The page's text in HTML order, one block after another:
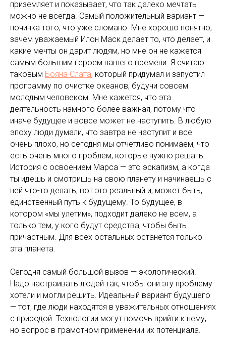
приземляет и показывает, что так далеко мечтать
можно не всегда. Самый положительный вариант —
починка того, что уже сломано. Мне хорошо понятно,
зачем уважаемый Илон Маск делает то, что делает, и
какие мечты он дарит людям, но мне он не кажется
самым большим героем нашего времени. Я считаю
таковым Бояна Слата, который придумал и запустил
программу по очистке океанов, будучи совсем
молодым человеком. Мне кажется, что эта
деятельность намного более важная, потому что
иначе будущее и вовсе может не наступить. В любую
эпоху люди думали, что завтра не наступит и все
очень плохо, но сегодня мы отчетливо понимаем, что
есть очень много проблем, которые нужно решать.
История с освоением Марса — это эскапизм, а когда
ты идешь и смотришь на свою планету и начинаешь с
ней что-то делать, вот это реальный и, может быть,
единственный путь к будущему. То будущее, в
котором «мы улетим», подходит далеко не всем, а
только тем, у кого будут средства, чтобы быть
причастным. Для всех остальных останется только
эта планета.
Сегодня самый большой вызов — экологический.
Надо настраивать людей так, чтобы они эту проблему
хотели и могли решить. Идеальный вариант будущего
— тот, где люди находятся в уважительных отношениях
с природой. Технологии могут помочь прийти к нему,
но вопрос в грамотном применении их потенциала.